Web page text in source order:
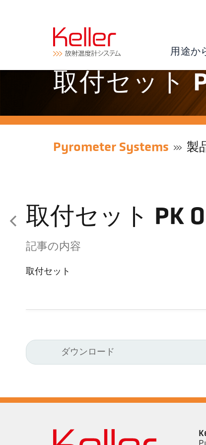
用途か
取付セット
Pyrometer Systems 製
取付セット PK
記事の内容
取付セット
ダウンロード